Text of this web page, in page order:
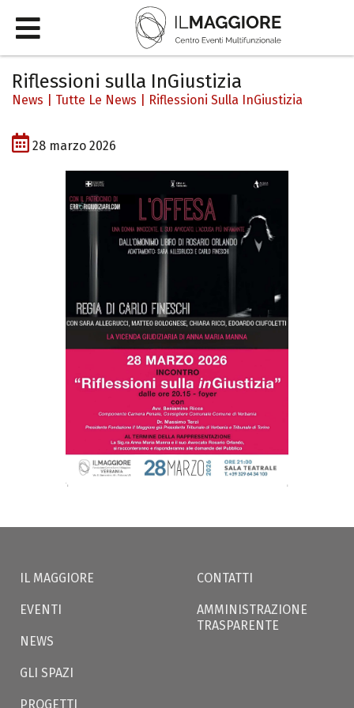
Riflessioni sulla InGiustizia
News Tutte Le News Riflessioni Sulla InGiustizia
28 marzo 2026
IL MAGGIORE
EVENTI
NEWS
GLI SPAZI
PROGETTI
CONTATTI
AMMINISTRAZIONE
TRASPARENTE